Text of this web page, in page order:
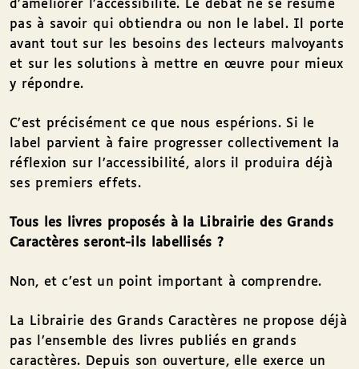
d’améliorer l’accessibilité. Le débat ne se résume
pas à savoir qui obtiendra ou non le label. Il porte
avant tout sur les besoins des lecteurs malvoyants
et sur les solutions à mettre en œuvre pour mieux
y répondre.
C’est précisément ce que nous espérions. Si le
label parvient à faire progresser collectivement la
réflexion sur l’accessibilité, alors il produira déjà
ses premiers effets.
Tous les livres proposés à la Librairie des Grands
Caractères seront-ils labellisés ?
Non, et c’est un point important à comprendre.
La Librairie des Grands Caractères ne propose déjà
pas l’ensemble des livres publiés en grands
caractères. Depuis son ouverture, elle exerce un